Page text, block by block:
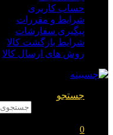
حساب کاربری
شرایط و مقررات
پیگیری سفارشات
شرایط بازگشت کالا
روش های ارسال کالا
جستجو
0